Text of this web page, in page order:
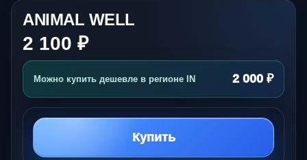
ANIMAL WELL
2 100 ₽
Можно купить дешевле в регионе IN 2 000 ₽
Купить